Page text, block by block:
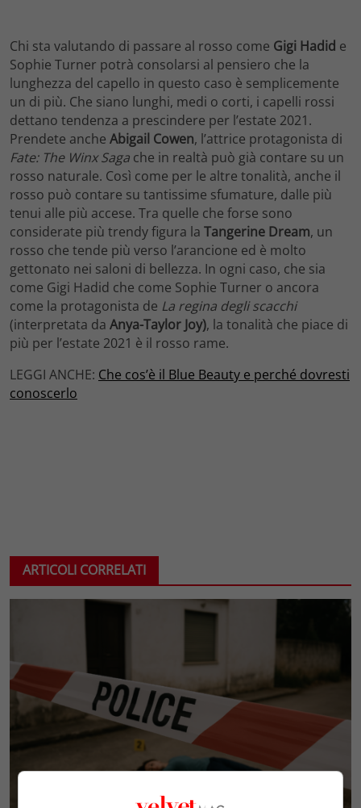
Chi sta valutando di passare al rosso come Gigi Hadid e
Sophie Turner potrà consolarsi al pensiero che la
lunghezza del capello in questo caso è semplicemente
un di più. Che siano lunghi, medi o corti, i capelli rossi
dettano tendenza a prescindere per l’estate 2021.
Prendete anche Abigail Cowen, l’attrice protagonista di
Fate: The Winx Saga che in realtà può già contare su un
rosso naturale. Così come per le altre tonalità, anche il
rosso può contare su tantissime sfumature, dalle più
tenui alle più accese. Tra quelle che forse sono
considerate più trendy figura la Tangerine Dream, un
rosso che tende più verso l’arancione ed è molto
gettonato nei saloni di bellezza. In ogni caso, che sia
come Gigi Hadid che come Sophie Turner o ancora
come la protagonista de La regina degli scacchi
(interpretata da Anya-Taylor Joy), la tonalità che piace di
più per l’estate 2021 è il rosso rame.
LEGGI ANCHE: Che cos’è il Blue Beauty e perché dovresti
conoscerlo
ARTICOLI CORRELATI